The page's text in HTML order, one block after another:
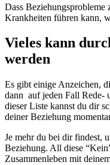
Dass Beziehungsprobleme
Krankheiten führen kann,
Vieles kann
werden
Es gibt einige Anzeichen,
dann auf jeden Fall Rede-
dieser Liste kannst du dir
deiner Beziehung
Je mehr du bei dir findest,
Beziehung. All diese
Zusammenleben mit